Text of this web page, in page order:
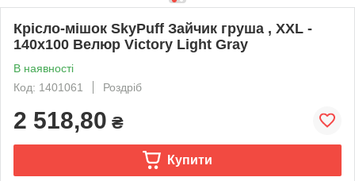
Крісло-мішок SkyPuff Зайчик груша , XXL -
140х100 Велюр Victory Light Gray
В наявності
Код: 1401061
Роздріб
2 518,80 ₴
Купити